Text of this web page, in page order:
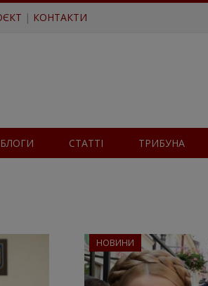
| КОНТАКТИ
БЛОГИ СТАТТІ ТРИБУНА
НОВИНИ